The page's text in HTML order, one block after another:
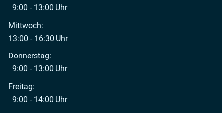
9:00 - 13:00 Uhr
Mittwoch:
13:00 - 16:30 Uhr
Donnerstag:
9:00 - 13:00 Uhr
Freitag:
9:00 - 14:00 Uhr